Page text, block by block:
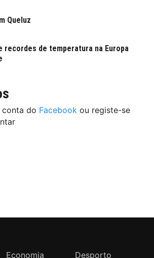
Queluz
recordes de temperatura na Europa
conta do Facebook ou registe-se
Economia Desporto